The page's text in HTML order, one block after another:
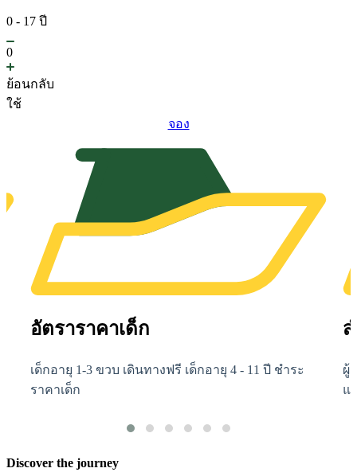
0 - 17 ปี
0
ย้อนกลับ
ใช้
จอง
อัตราราคาเด็ก
เด็กอายุ 1-3 ขวบ เดินทางฟรี เด็กอายุ 4 - 11 ปี ชำระ
ราคาเด็ก
ผู้
แ
Discover the journey